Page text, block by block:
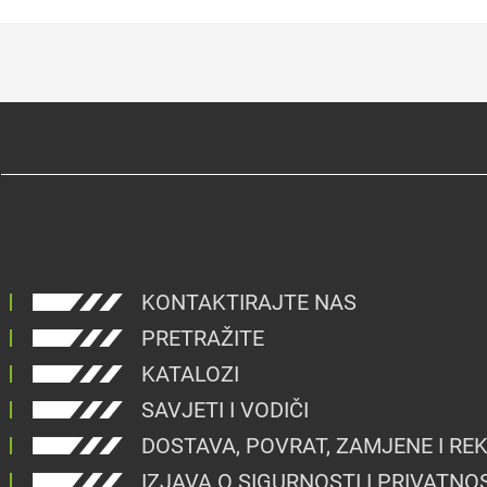
KONTAKTIRAJTE NAS
PRETRAŽITE
KATALOZI
SAVJETI I VODIČI
DOSTAVA, POVRAT, ZAMJENE I